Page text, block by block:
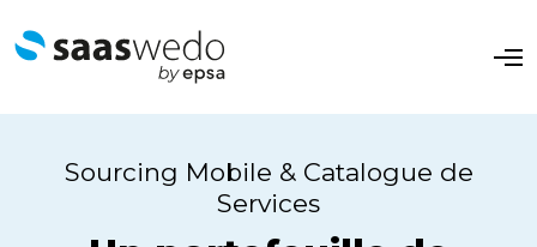
O
n
Sourcing Mobile & Catalogue de
Services